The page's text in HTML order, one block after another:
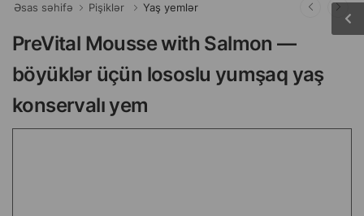
Əsas səhifə Pişiklər Yaş yemlər
PreVital Mousse with Salmon —
böyüklər üçün lososlu yumşaq yaş
konservalı yem